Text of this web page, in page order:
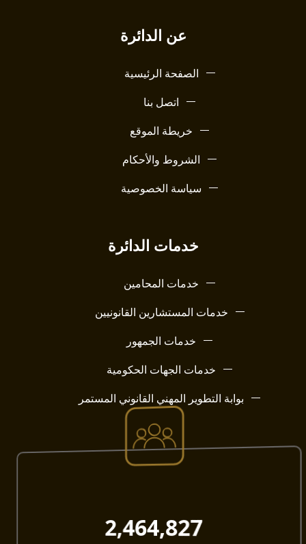
عن الدائرة
الصفحة الرئيسية
اتصل بنا
خريطة الموقع
الشروط والأحكام
سياسة الخصوصية
خدمات الدائرة
خدمات المحامين
خدمات المستشارين القانونيين
خدمات الجمهور
خدمات الجهات الحكومية
بوابة التطوير المهني القانوني المستمر
2,464,827​